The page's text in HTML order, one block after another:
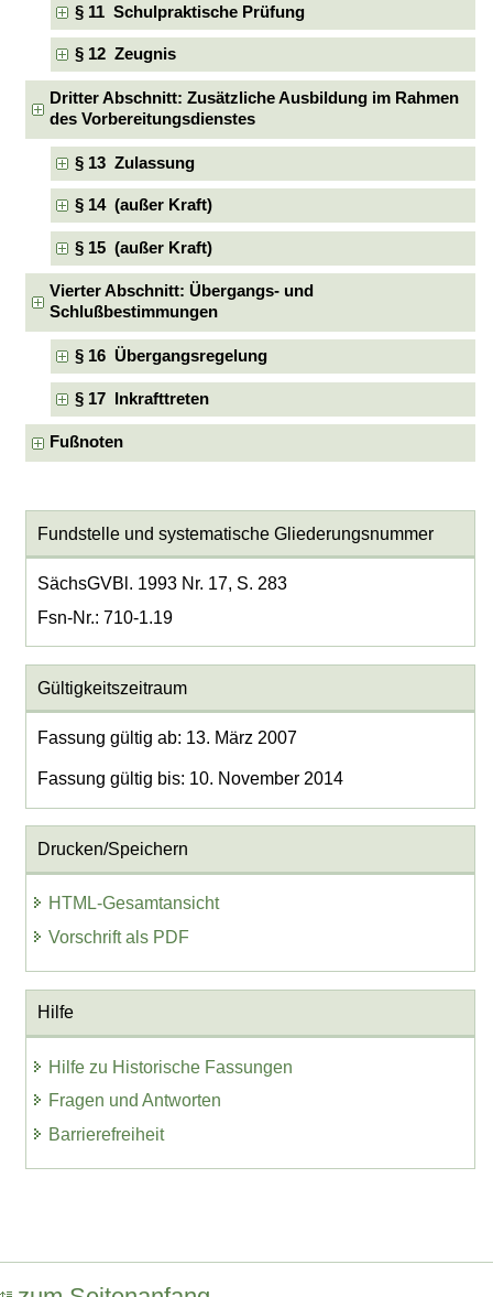
§ 11 Schulpraktische Prüfung
§ 12 Zeugnis
Dritter Abschnitt: Zusätzliche Ausbildung im Rahmen
des Vorbereitungsdienstes
§ 13 Zulassung
§ 14 (außer Kraft)
§ 15 (außer Kraft)
Vierter Abschnitt: Übergangs- und
Schlußbestimmungen
§ 16 Übergangsregelung
§ 17 Inkrafttreten
Fußnoten
Fundstelle und systematische Gliederungsnummer
SächsGVBl. 1993 Nr. 17, S. 283
Fsn-Nr.: 710-1.19
Gültigkeitszeitraum
Fassung gültig ab: 13. März 2007
Fassung gültig bis: 10. November 2014
Drucken/Speichern
HTML-Gesamtansicht
Vorschrift als PDF
Hilfe
Hilfe zu Historische Fassungen
Fragen und Antworten
Barrierefreiheit